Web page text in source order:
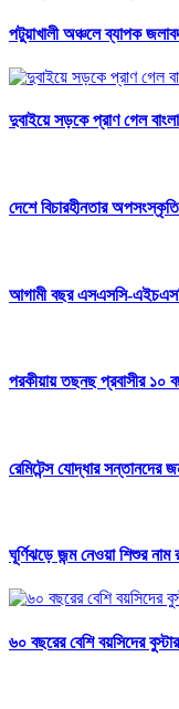
পটুয়াখালী অঞ্চলে ব্যাপক
দুবাইয়ে সড়কে প্রাণ গেল
দেশে বিচারহীনতার
আগামী বছর এসএসসি-এইচএসসি
পরকীয়ায় তছনছ প্রবাসীর ১০
রেমিটেন্স যোদ্ধার সন্তানদের
ঘূর্ণিঝড়ে জন্ম নেওয়া শিশুর নাম
৬০ বছরের বেশি বয়সিদের